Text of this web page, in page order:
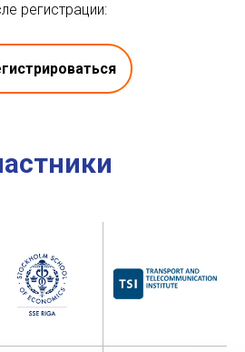
регистрации: